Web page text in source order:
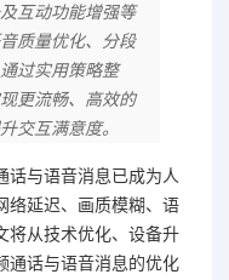
互动功能增强等
质量优化、分段
过实用策略整
更流畅、高效的
交互满意度。
话与语音消息已成为人
络延迟、画质模糊、语
将从技术优化、设备升
通话与语音消息的优化